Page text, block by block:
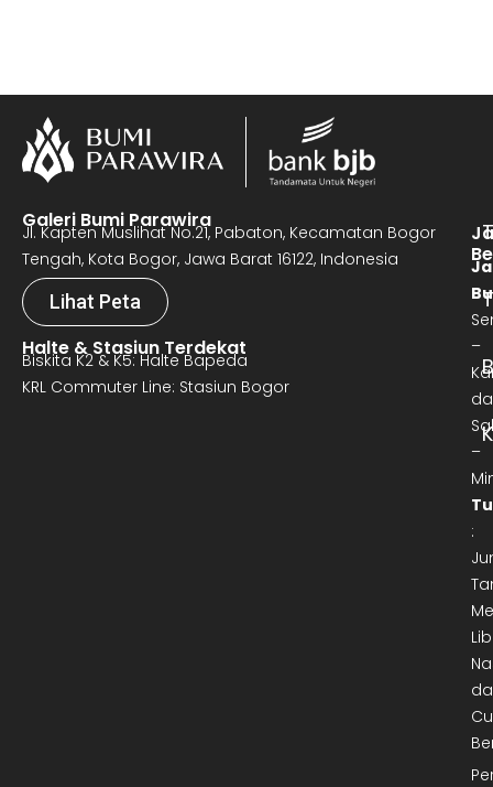
Galeri Bumi Parawira
Jl. Kapten Muslihat No.21, Pabaton, Kecamatan Bogor
Tengah, Kota Bogor, Jawa Barat 16122, Indonesia
Lihat Peta
Halte & Stasiun Terdekat
Biskita K2 & K5: Halte Bapeda
KRL Commuter Line: Stasiun Bogor
–
–
: